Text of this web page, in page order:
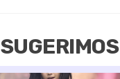
SUGERIMOS